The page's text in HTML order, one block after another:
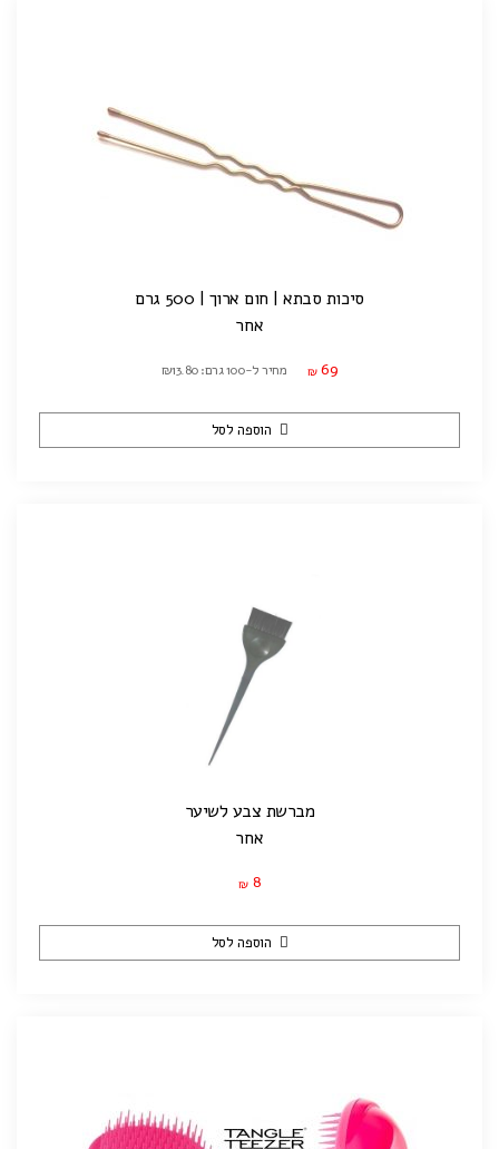
סיכות סבתא | חום ארוך | 500 גרם
אחר
₪ 69 מחיר ל-100 גרם: ₪13.80
הוספה לסל
מברשת צבע לשיער
אחר
₪ 8
הוספה לסל